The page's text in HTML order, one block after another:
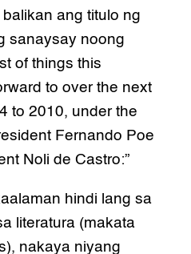
ang titulo ng
sanaysay noong
of things this
to over the next
to 2010, under the
Fernando Poe
Noli de Castro:”
hindi lang sa
literatura (makata
nakaya niyang